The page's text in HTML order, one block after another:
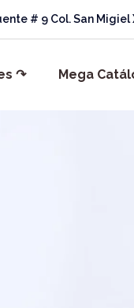
# 9 Col. San
↷ Mega